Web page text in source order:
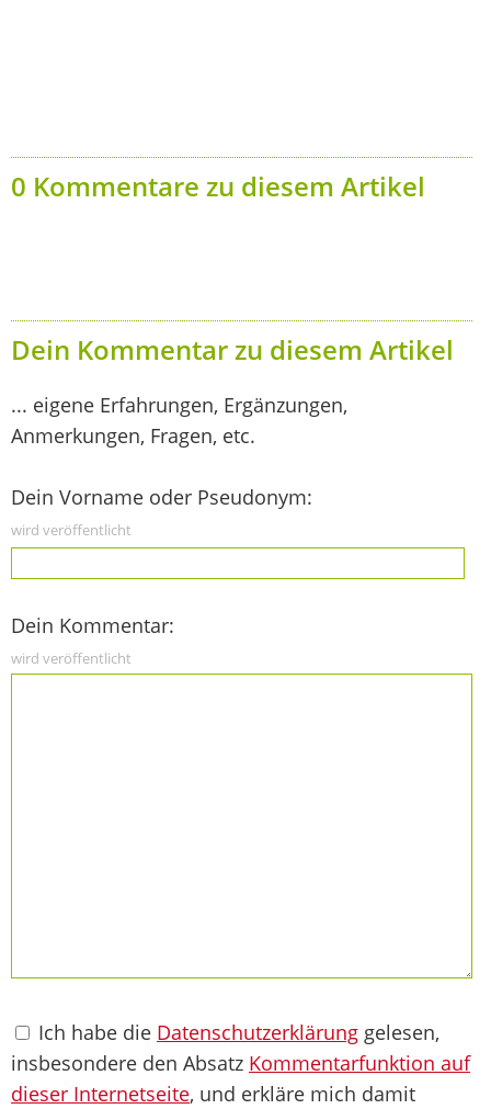
0 Kommentare zu diesem Artikel
Dein Kommentar zu diesem Artikel
... eigene Erfahrungen, Ergänzungen,
Anmerkungen, Fragen, etc.
Dein Vorname oder Pseudonym:
wird veröffentlicht
Dein Kommentar:
wird veröffentlicht
Ich habe die Datenschutzerklärung gelesen,
insbesondere den Absatz Kommentarfunktion auf
dieser Internetseite, und erkläre mich damit